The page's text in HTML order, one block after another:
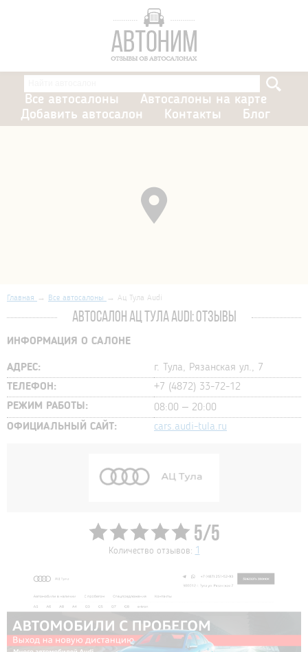
Все автосалоны
Автосалоны на карте
Добавить автосалон
Контакты Блог
Главная Все автосалоны Ац Тула Audi
АВТОСАЛОН АЦ ТУЛА AUDI: ОТЗЫВЫ
ИНФОРМАЦИЯ О САЛОНЕ
АДРЕС:
г. Тула, Рязанская ул., 7
ТЕЛЕФОН:
+7 (4872) 33-72-12
РЕЖИМ РАБОТЫ:
08:00 – 20:00
ОФИЦИАЛЬНЫЙ САЙТ:
cars.audi-tula.ru
5/5
Количество отзывов: 1